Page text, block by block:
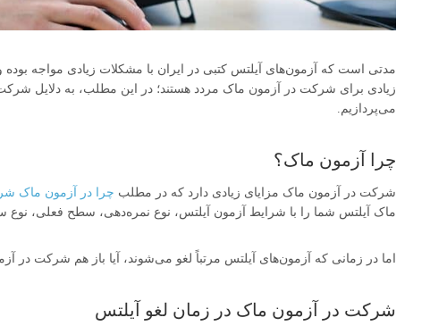
مدتی است که آزمون‌های آیلتس کتبی در ایران با مشکلات زیادی مواجه بوده
زیادی برای شرکت در آزمون ماک مردد هستند؛ در این مطلب، به دلایل
می‌پردازیم.
چرا آزمون ماک؟
شرکت در آزمون ماک مزایای زیادی دارد که در مطلب چرا در آزمون ماک
ماک آیلتس شما را با شرایط آزمون آیلتس، نوع نمره‌دهی، سطح فعلی، نوع
اما در زمانی که آزمون‌های آیلتس مرتباً لغو می‌شوند، آیا باز هم شرکت
شرکت در آزمون ماک در زمان لغو آیلتس